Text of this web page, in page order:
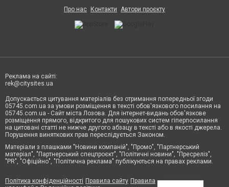
Про нас Контакти Автори проєкту
Реклама на сайті:
rek@citysites.ua
Допускається цитування матеріалів без отримання попередньої згоди
05745.com.ua за умови розміщення в тексті обов'язкового посилання на
05745.com.ua - Сайт міста Лозова. Для інтернет-видань обов'язкове
розміщення прямого, відкритого для пошукових систем гіперпосилання
на цитовані статті не нижче другого абзацу в тексті або в якості джерела.
Порушення виняткових прав переслідується Законом.
Матеріали з плашками "Новини компаній", "Промо", "Партнерський
матеріал", "Партнерський спецпроєкт", "Політичні новини", "Пресреліз",
"PR", "Офіційно", "Політична реклама" публікуються на правах реклами.
Політика конфіденційності Правила сайту Правила